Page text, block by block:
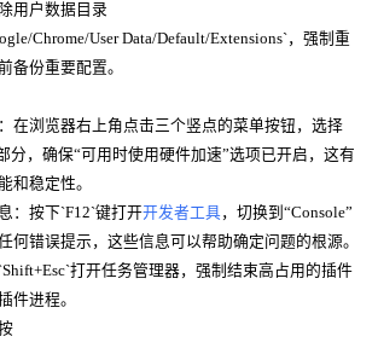
用户数据目录
Chrome/User Data/Default/Extensions`，强制重
备份重要配置。
在浏览器右上角点击三个竖点的菜单按钮，选择
分，确保“可用时使用硬件加速”选项已开启，这有
和稳定性。
：按下`F12`键打开开发者工具，切换到“Console”
何错误提示，这些信息可以帮助确定问题的根源。
打开任务管理器，强制结束高占用的插件
件进程。